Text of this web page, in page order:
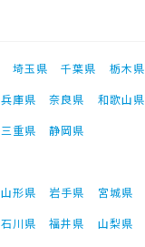
埼玉県 千葉県 栃木県
兵庫県 奈良県 和歌山県
三重県
静岡県
山形県 岩手県 宮城県
石川県 福井県 山梨県